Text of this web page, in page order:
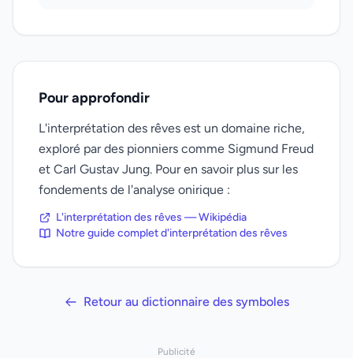
Pour approfondir
L'interprétation des rêves est un domaine riche,
exploré par des pionniers comme Sigmund Freud
et Carl Gustav Jung. Pour en savoir plus sur les
fondements de l'analyse onirique :
L'interprétation des rêves — Wikipédia
Notre guide complet d'interprétation des rêves
Retour au dictionnaire des symboles
Publicité